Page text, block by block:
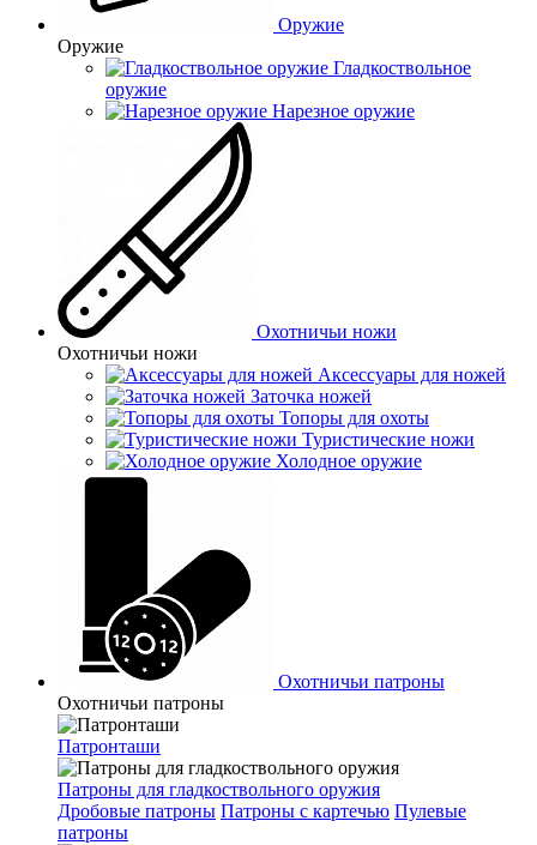
Оружие
Оружие
Гладкоствольное
оружие
Нарезное оружие
Охотничьи ножи
Охотничьи ножи
Аксессуары для ножей
Заточка ножей
Топоры для охоты
Туристические ножи
Холодное оружие
Охотничьи патроны
Охотничьи патроны
Патронташи
Патроны для гладкоствольного оружия
Дробовые патроны Патроны с картечью Пулевые
патроны